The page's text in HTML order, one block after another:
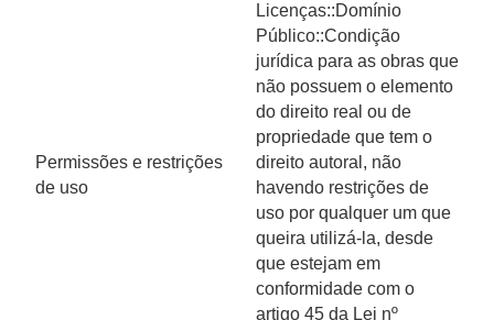
Permissões e restrições
de uso
Licenças::Domínio
Público::Condição
jurídica para as obras que
não possuem o elemento
do direito real ou de
propriedade que tem o
direito autoral, não
havendo restrições de
uso por qualquer um que
queira utilizá-la, desde
que estejam em
conformidade com o
artigo 45 da Lei nº